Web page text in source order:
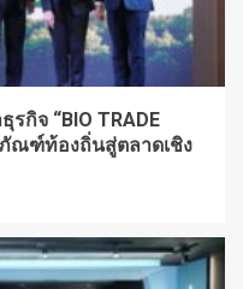
รกิจ “BIO TRADE
ภัณฑ์ท้องถิ่นสู่ตลาดเชิง